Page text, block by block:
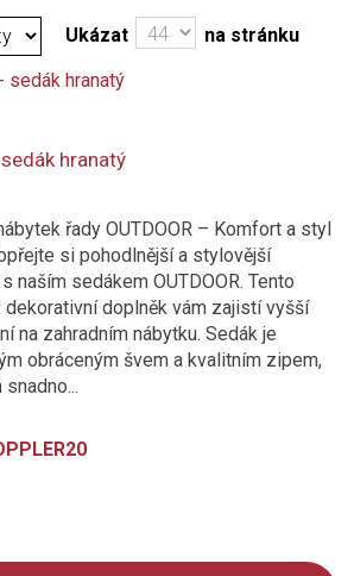
kost)
Ukázat na stránku
hranatý
řady OUTDOOR – Komfort a styl
si pohodlnější a stylovější
naším sedákem OUTDOOR. Tento
doplněk vám zajistí vyšší
na zahradním nábytku. Sedák je
obráceným švem a kvalitním zipem,